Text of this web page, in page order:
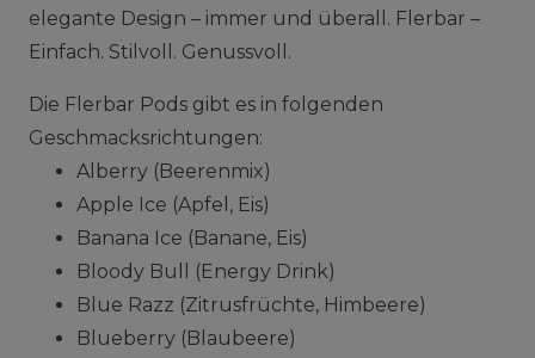
elegante Design – immer und überall. Flerbar –
Einfach. Stilvoll. Genussvoll.
Die Flerbar Pods gibt es in folgenden
Geschmacksrichtungen:
Alberry (Beerenmix)
Apple Ice (Apfel, Eis)
Banana Ice (Banane, Eis)
Bloody Bull (Energy Drink)
Blue Razz (Zitrusfrüchte, Himbeere)
Blueberry (Blaubeere)